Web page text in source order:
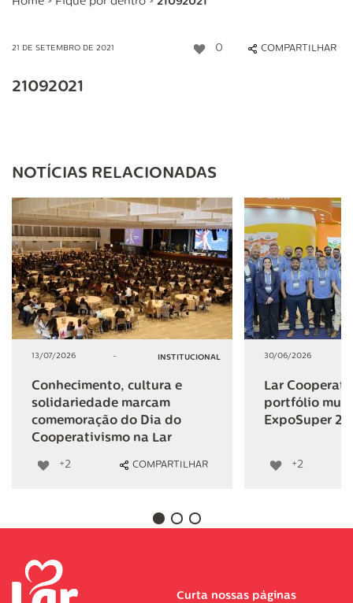
21 DE SETEMBRO DE 2021 0 COMPARTILHAR
21092021
NOTÍCIAS RELACIONADAS
13/07/2026 - INSTITUCIONAL
Conhecimento, cultura e
solidariedade marcam
comemoração do Dia do
Cooperativismo na Lar
+2 COMPARTILHAR
30/06/2026
Lar
portfólio
ExpoSuper
+2
Curta nossas páginas